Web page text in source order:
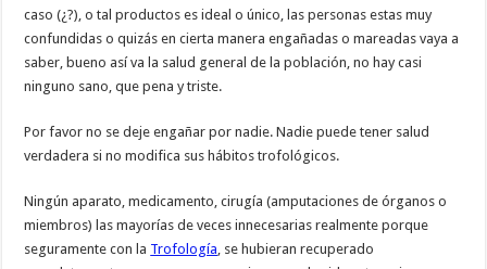
caso (¿?), o tal productos es ideal o único, las personas estas muy
confundidas o quizás en cierta manera engañadas o mareadas vaya a
saber, bueno así va la salud general de la población, no hay casi
ninguno sano, que pena y triste.
Por favor no se deje engañar por nadie. Nadie puede tener salud
verdadera si no modifica sus hábitos trofológicos.
Ningún aparato, medicamento, cirugía (amputaciones de órganos o
miembros) las mayorías de veces innecesarias realmente porque
seguramente con la Trofología , se hubieran recuperado